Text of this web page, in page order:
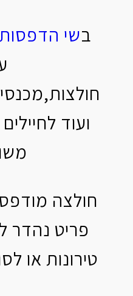
בשי
ועוד
חולצה
פריט נהדר
טירונות או